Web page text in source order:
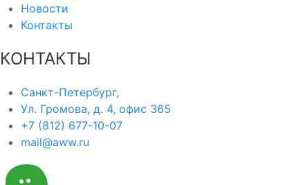
Новости
Контакты
КОНТАКТЫ
Санкт-Петербург,
Ул. Громова, д. 4, офис 365
+7 (812) 677-10-07
mail@aww.ru